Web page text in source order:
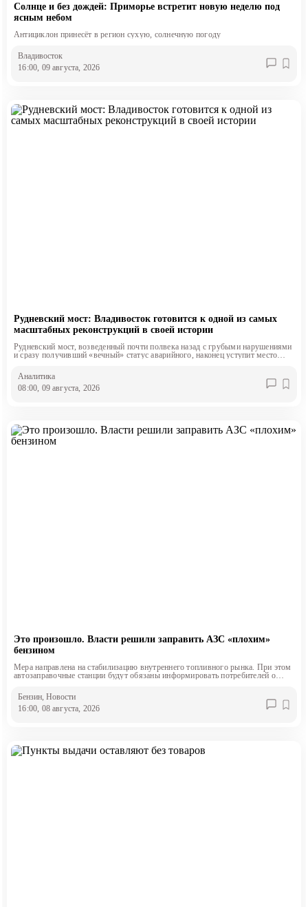
Солнце и без дождей: Приморье встретит новую неделю под
ясным небом
Антициклон принесёт в регион сухую, солнечную погоду
Владивосток
16:00, 09 августа, 2026
Рудневский мост: Владивосток готовится к одной из самых
масштабных реконструкций в своей истории
Рудневский мост, возведенный почти полвека назад с грубыми нарушениями
и сразу получивший «вечный» статус аварийного, наконец уступит место
Аналитика
08:00, 09 августа, 2026
Это произошло. Власти решили заправить АЗС «плохим»
бензином
Мера направлена на стабилизацию внутреннего топливного рынка. При этом
автозаправочные станции будут обязаны информировать потребителей о
Бензин, Новости
16:00, 08 августа, 2026